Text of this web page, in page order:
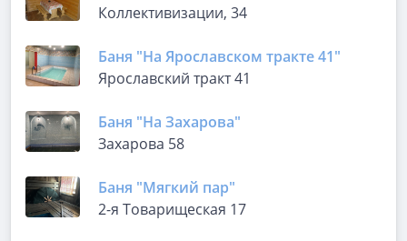
Коллективизации, 34
Баня "На Ярославском тракте 41"
Ярославский тракт 41
Баня "На Захарова"
Захарова 58
Баня "Мягкий пар"
2-я Товарищеская 17